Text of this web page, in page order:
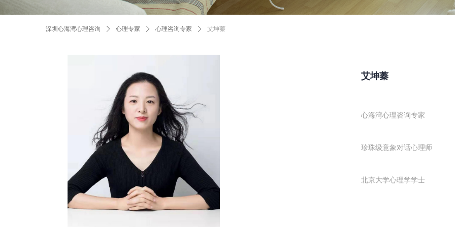
深圳心海湾心理咨询 ꄲ 心理专家 ꄲ 心理咨询专家 ꄲ 艾坤蓁
艾坤蓁
心海湾心理咨询专家
珍珠级意象对话心理师
北京大学心理学学士